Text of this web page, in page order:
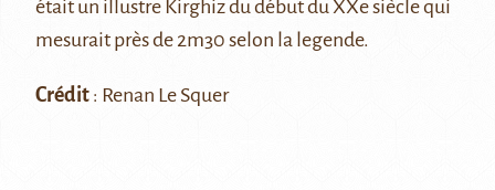
était un illustre Kirghiz du début du XXe siècle qui
mesurait près de 2m30 selon la legende.
Crédit : Renan Le Squer